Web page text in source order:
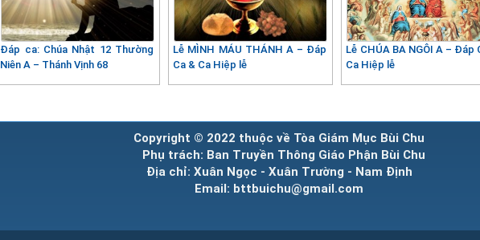
Đáp ca: Chúa Nhật 12 Thường
Niên A – Thánh Vịnh 68
Lễ MÌNH MÁU THÁNH A – Đáp
Ca & Ca Hiệp lễ
Lễ CHÚA BA NGÔI A – Đáp
Ca Hiệp lễ
Copyright © 2022 thuộc về Tòa Giám Mục Bùi Chu
Phụ trách: Ban Truyền Thông Giáo Phận Bùi Chu
Địa chỉ: Xuân Ngọc - Xuân Trường - Nam Định
Email: bttbuichu@gmail.com